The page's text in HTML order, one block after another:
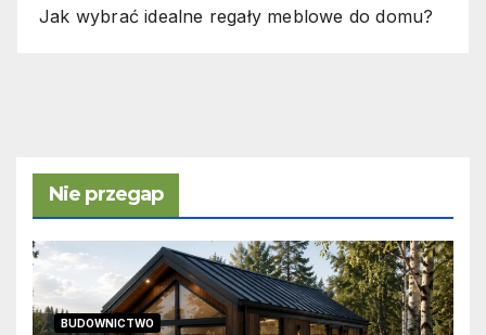
Jak wybrać idealne regały meblowe do domu?
Nie przegap
BUDOWNICTWO